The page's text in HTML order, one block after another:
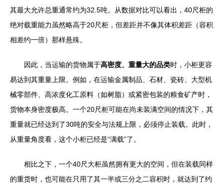
其最大允许总重通常约为32.5吨。从数据对比可以看出，40尺柜的
绝对载重能力虽然略高于20尺柜，但差距并不像其体积差距（容积
相差约一倍）那样悬殊。
因此，当运输的货物属于高密度、重量大的品类时，小柜更容
易达到其重量上限。例如，在运输金属制品、石材、瓷砖、大型机
械零部件、高浓度化工原料（如树脂）或紧密包装的粮食矿产时，
货物本身密度极高。一个20尺柜可能在尚未装满空间的情况下，其
重量就已经达到了30吨的安全与法规上限，必须停止装载。此时，
从重量角度看，这个小柜已经是“满载”了。
相比之下，一个40尺大柜虽然拥有更大的空间，但在装载同样
的重货时，也可能在只用了其一半或三分之二容积时，就达到了约